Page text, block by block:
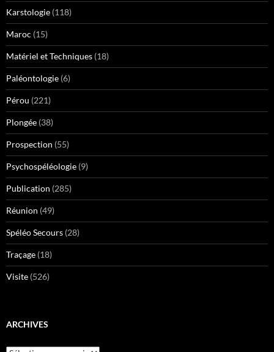
Karstologie (118)
Maroc (15)
Matériel et Techniques (18)
Paléontologie (6)
Pérou (221)
Plongée (38)
Prospection (55)
Psychospéléologie (9)
Publication (285)
Réunion (49)
Spéléo Secours (28)
Traçage (18)
Visite (526)
ARCHIVES